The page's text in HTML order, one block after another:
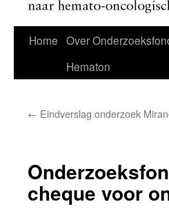
Home Over
Hematon
← Eindverslag onderzoek
cheque voor